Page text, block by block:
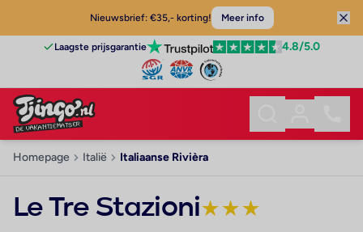
Nieuwsbrief: €35,- korting! Meer info
Laagste prijsgarantie 4.8/5.0
Homepage Italië Italiaanse Rivièra
Le Tre Stazioni★★★